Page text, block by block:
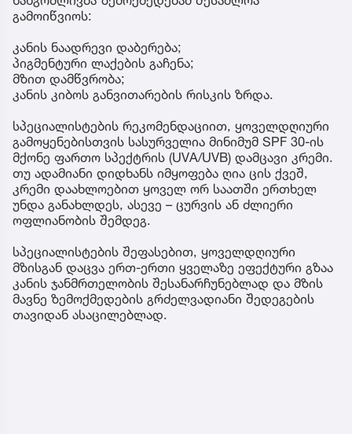
გამოიწვიოს:
კანის ნაადრევი დაბერება;
პიგმენტური ლაქების გაჩენა;
მზით დამწვრობა;
კანის კიბოს განვითარების რისკის ზრდა.
სპეციალისტების რეკომენდაციით, ყოველდღიური
გამოყენებისთვის სასურველია მინიმუმ SPF 30-ის
მქონე ფართო სპექტრის (UVA/UVB) დამცავი კრემი.
თუ ადამიანი დიდხანს იმყოფება ღია ცის ქვეშ,
კრემი დაახლოებით ყოველ ორ საათში ერთხელ
უნდა განახლდეს, ასევე – ცურვის ან ძლიერი
ოფლიანობის შემდეგ.
სპეციალისტების შეფასებით, ყოველდღიური
მზისგან დაცვა ერთ-ერთი ყველაზე ეფექტური გზაა
კანის ჯანმრთელობის შესანარჩუნებლად და მზის
მავნე ზემოქმედების გრძელვადიანი შედეგების
თავიდან ასაცილებლად.